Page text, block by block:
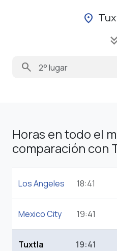
location_on
search
Horas en todo el
comparación con
Los Angeles 18:41
Mexico City 19:41
Tuxtla 19:41